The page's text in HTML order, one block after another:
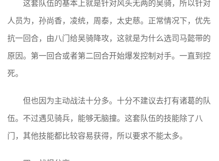
这套队伍的基本上就是针对风头无两的吴骑，所以针对
人员为，孙尚香，凌统，周泰，太史慈。正常情况下，优先
抗一回合，由八门给吴骑降攻，这就是为什么选司马懿带的
原因。第一回合或者第二回合开始爆发控制对手。一直到控
死。
但也因为主动战法十分多。十分不建议去打有诸葛的队
伍。不过遇见骑兵，能够无脑撞。这套队伍的技能除了八
门，其他技能都比较容易获得，所以要求不能太多。